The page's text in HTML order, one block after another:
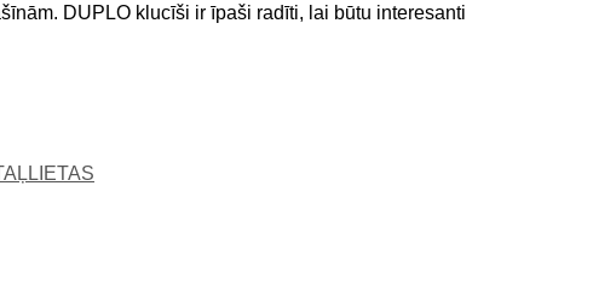
DUPLO klucīši ir īpaši radīti, lai būtu interesanti